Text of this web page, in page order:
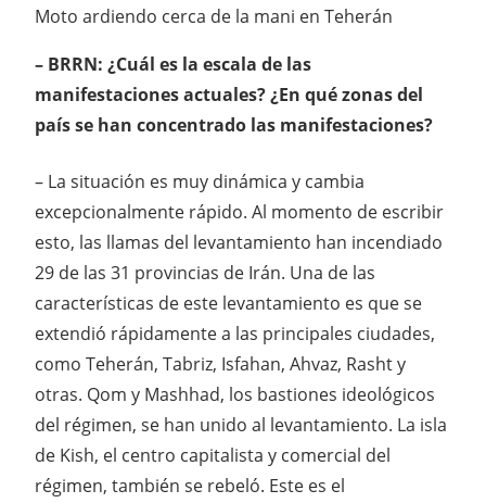
Moto ardiendo cerca de la mani en Teherán
– BRRN: ¿Cuál es la escala de las
manifestaciones actuales? ¿En qué zonas del
país se han concentrado las manifestaciones?
– La situación es muy dinámica y cambia
excepcionalmente rápido. Al momento de escribir
esto, las llamas del levantamiento han incendiado
29 de las 31 provincias de Irán. Una de las
características de este levantamiento es que se
extendió rápidamente a las principales ciudades,
como Teherán, Tabriz, Isfahan, Ahvaz, Rasht y
otras. Qom y Mashhad, los bastiones ideológicos
del régimen, se han unido al levantamiento. La isla
de Kish, el centro capitalista y comercial del
régimen, también se rebeló. Este es el